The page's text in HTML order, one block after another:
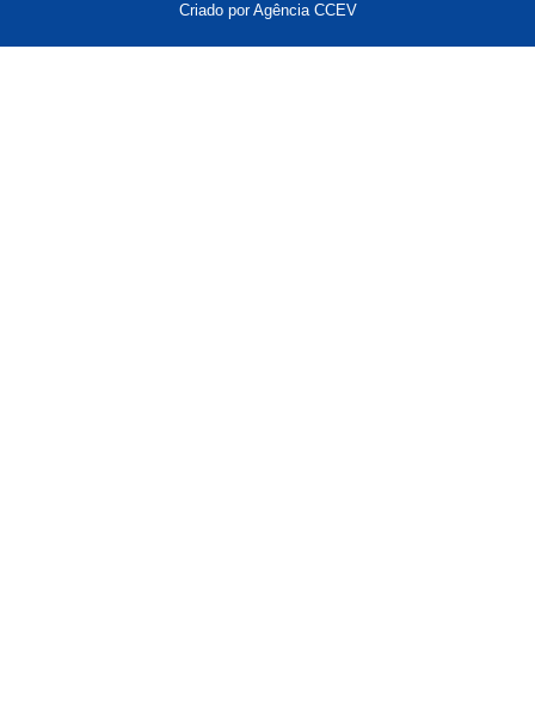
Criado por Agência CCEV